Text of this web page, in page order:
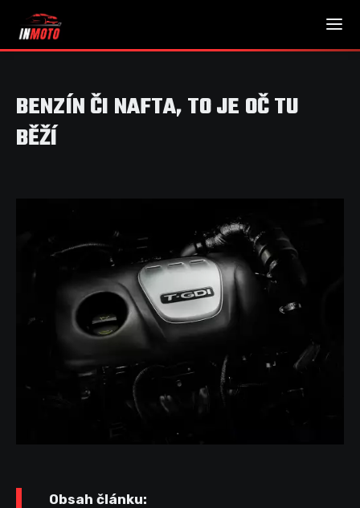
BENZÍN ČI NAFTA, TO JE OČ TU
BĚŽÍ
Obsah článku: